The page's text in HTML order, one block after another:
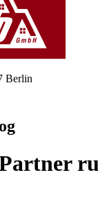
Berlin